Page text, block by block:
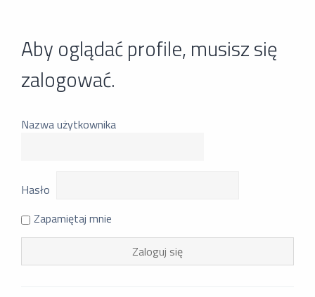
Aby oglądać profile, musisz się
zalogować.
Nazwa użytkownika
Hasło
Zapamiętaj mnie